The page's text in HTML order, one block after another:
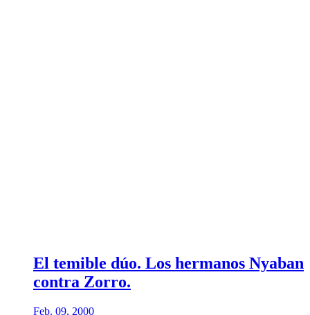
El temible dúo. Los hermanos Nyaban
contra Zorro.
Feb. 09, 2000